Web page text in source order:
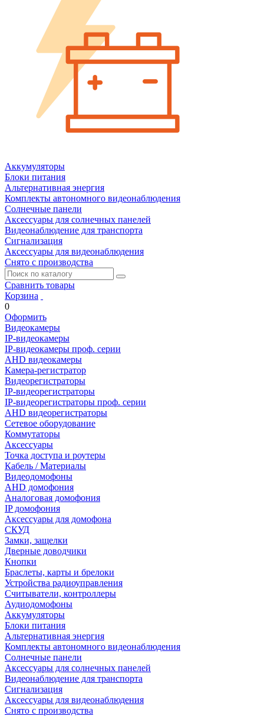
Аккумуляторы
Блоки питания
Альтернативная энергия
Комплекты автономного видеонаблюдения
Солнечные панели
Аксессуары для солнечных панелей
Видеонаблюдение для транспорта
Сигнализация
Аксессуары для видеонаблюдения
Снято с производства
Сравнить товары
Корзина
0
Оформить
Видеокамеры
IP-видеокамеры
IP-видеокамеры проф. серии
AHD видеокамеры
Камера-регистратор
Видеорегистраторы
IP-видеорегистраторы
IP-видеорегистраторы проф. серии
AHD видеорегистраторы
Сетевое оборудование
Коммутаторы
Аксессуары
Точка доступа и роутеры
Кабель / Материалы
Видеодомофоны
AHD домофония
Аналоговая домофония
IP домофония
Аксессуары для домофона
СКУД
Замки, защелки
Дверные доводчики
Кнопки
Браслеты, карты и брелоки
Устройства радиоуправления
Считыватели, контроллеры
Аудиодомофоны
Аккумуляторы
Блоки питания
Альтернативная энергия
Комплекты автономного видеонаблюдения
Солнечные панели
Аксессуары для солнечных панелей
Видеонаблюдение для транспорта
Сигнализация
Аксессуары для видеонаблюдения
Снято с производства